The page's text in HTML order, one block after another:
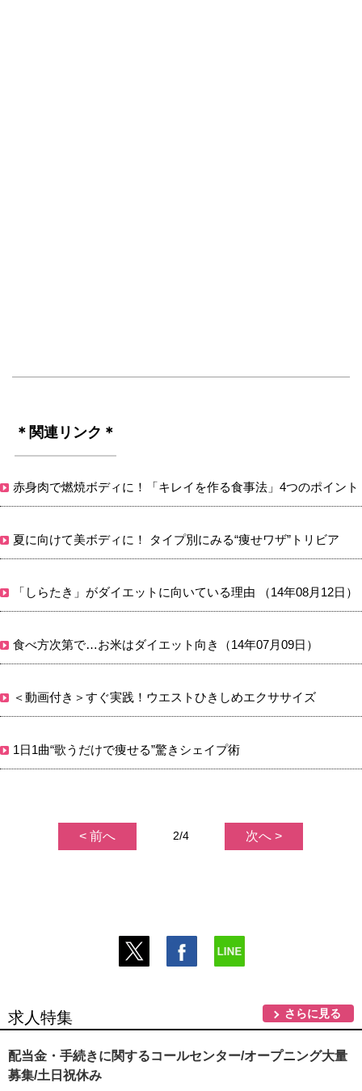
＊関連リンク＊
赤身肉で燃焼ボディに！「キレイを作る食事法」4つのポイント
夏に向けて美ボディに！ タイプ別にみる“痩せワザ”トリビア
「しらたき」がダイエットに向いている理由 （14年08月12日）
食べ方次第で…お米はダイエット向き（14年07月09日）
＜動画付き＞すぐ実践！ウエストひきしめエクササイズ
1日1曲“歌うだけで痩せる”驚きシェイプ術
< 前へ 2/4 次へ >
求人特集 さらに見る
配当金・手続きに関するコールセンター/オープニング大量
募集/土日祝休み